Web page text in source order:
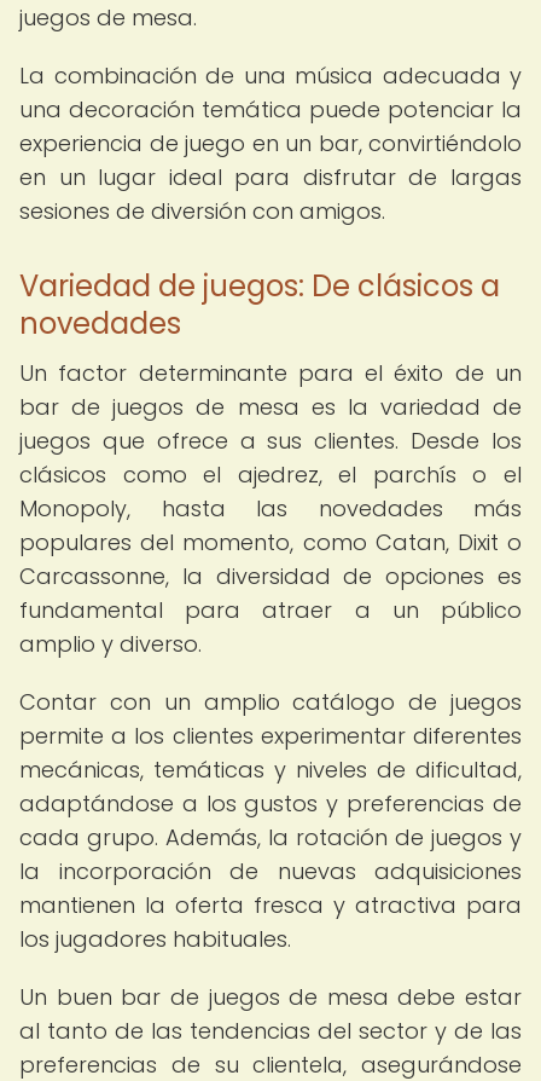
juegos de mesa.
La combinación de una música adecuada y
una decoración temática puede potenciar la
experiencia de juego en un bar, convirtiéndolo
en un lugar ideal para disfrutar de largas
sesiones de diversión con amigos.
Variedad de juegos: De clásicos a
novedades
Un factor determinante para el éxito de un
bar de juegos de mesa es la variedad de
juegos que ofrece a sus clientes. Desde los
clásicos como el ajedrez, el parchís o el
Monopoly, hasta las novedades más
populares del momento, como Catan, Dixit o
Carcassonne, la diversidad de opciones es
fundamental para atraer a un público
amplio y diverso.
Contar con un amplio catálogo de juegos
permite a los clientes experimentar diferentes
mecánicas, temáticas y niveles de dificultad,
adaptándose a los gustos y preferencias de
cada grupo. Además, la rotación de juegos y
la incorporación de nuevas adquisiciones
mantienen la oferta fresca y atractiva para
los jugadores habituales.
Un buen bar de juegos de mesa debe estar
al tanto de las tendencias del sector y de las
preferencias de su clientela, asegurándose